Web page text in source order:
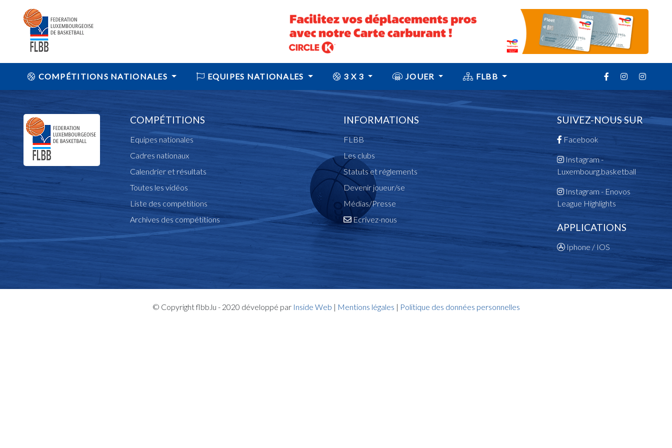
COMPÉTITIONS NATIONALES EQUIPES NATIONALES 3 X 3 JOUER FLBB
COMPÉTITIONS
Equipes nationales
Cadres nationaux
Calendrier et résultats
Toutes les vidéos
Liste des compétitions
Archives des compétitions
INFORMATIONS
FLBB
Les clubs
Statuts et réglements
Devenir joueur/se
Médias/Presse
Ecrivez-nous
SUIVEZ-NOUS SUR
Facebook
Instagram -
Luxembourg.basketball
Instagram - Enovos
League Highlights
APPLICATIONS
Iphone / IOS
© Copyright flbb.lu - 2020 développé par Inside Web | Mentions légales | Politique des données personnelles